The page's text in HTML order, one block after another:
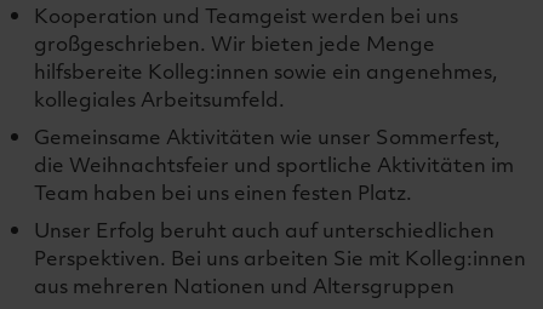
Kooperation und Teamgeist werden bei uns
großgeschrieben. Wir bieten jede Menge
hilfsbereite Kolleg:innen sowie ein angenehmes,
kollegiales Arbeitsumfeld.
Gemeinsame Aktivitäten wie unser Sommerfest,
die Weihnachtsfeier und sportliche Aktivitäten im
Team haben bei uns einen festen Platz.
Unser Erfolg beruht auch auf unterschiedlichen
Perspektiven. Bei uns arbeiten Sie mit Kolleg:innen
aus mehreren Nationen und Altersgruppen